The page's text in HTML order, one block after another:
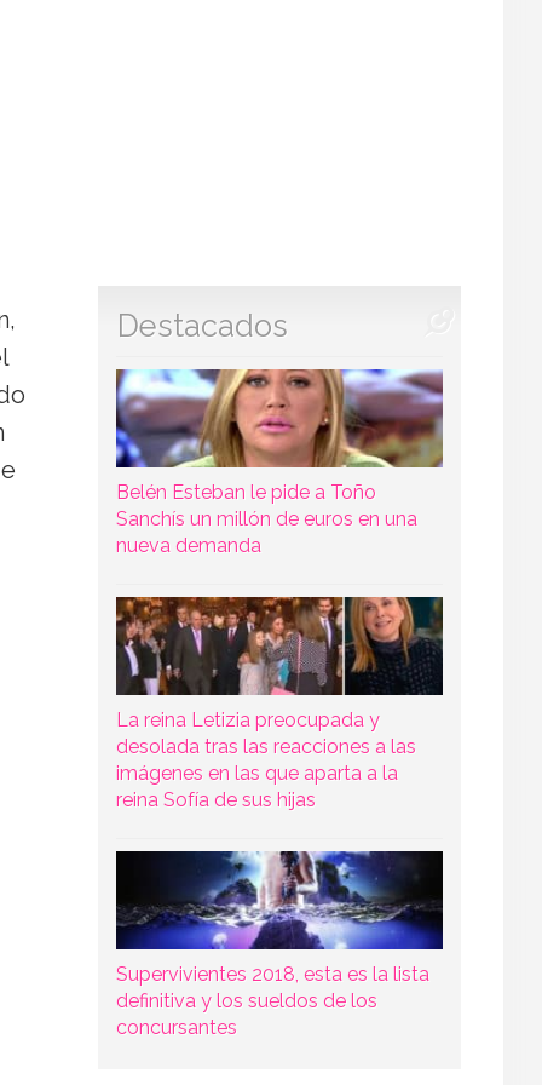
Destacados
Belén Esteban le pide a Toño
Sanchís un millón de euros en una
nueva demanda
La reina Letizia preocupada y
desolada tras las reacciones a las
imágenes en las que aparta a la
reina Sofía de sus hijas
Supervivientes 2018, esta es la lista
definitiva y los sueldos de los
concursantes